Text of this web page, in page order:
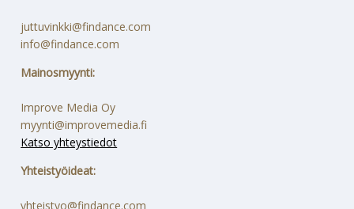
juttuvinkki@findance.com
info@findance.com
Mainosmyynti:
Improve Media Oy
myynti@improvemedia.fi
Katso yhteystiedot
Yhteistyöideat:
yhteistyo@findance.com